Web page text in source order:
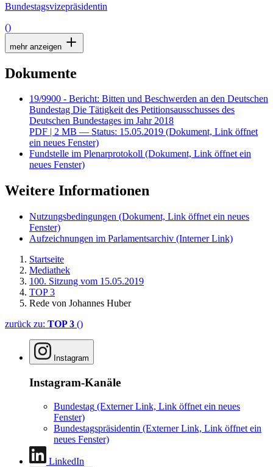
Bundestagsvizepräsidentin
()
mehr anzeigen
Dokumente
19/9900 - Bericht: Bitten und Beschwerden an den Deutschen
Bundestag Die Tätigkeit des Petitionsausschusses des
Deutschen Bundestages im Jahr 2018
PDF | 2 MB — Status: 15.05.2019 (Dokument, Link öffnet
ein neues Fenster)
Fundstelle im Plenarprotokoll (Dokument, Link öffnet ein
neues Fenster)
Weitere Informationen
Nutzungsbedingungen (Dokument, Link öffnet ein neues
Fenster)
Aufzeichnungen im Parlamentsarchiv (Interner Link)
Startseite
Mediathek
100. Sitzung vom 15.05.2019
TOP 3
Rede von Johannes Huber
zurück zu: TOP 3 ()
Instagram
Instagram-Kanäle
Bundestag (Externer Link, Link öffnet ein neues
Fenster)
Bundestagspräsidentin (Externer Link, Link öffnet ein
neues Fenster)
LinkedIn